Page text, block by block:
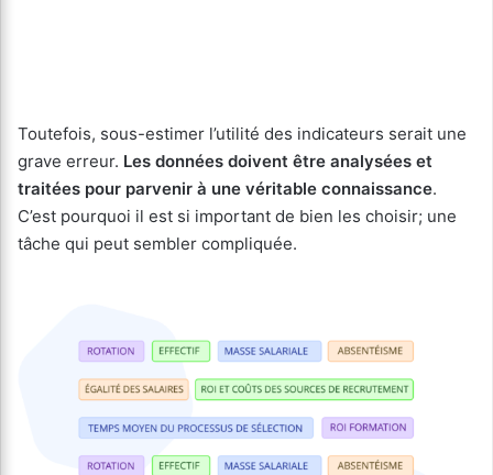
Toutefois, sous-estimer l’utilité des indicateurs serait une
grave erreur. Les données doivent être analysées et
traitées pour parvenir à une véritable connaissance.
C’est pourquoi il est si important de bien les choisir; une
tâche qui peut sembler compliquée.